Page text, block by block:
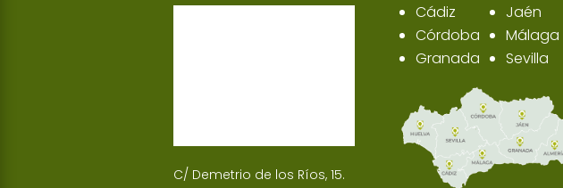
C/ Demetrio de los Ríos, 15.
Cádiz
Córdoba
Granada
Jaén
Málaga
Sevilla